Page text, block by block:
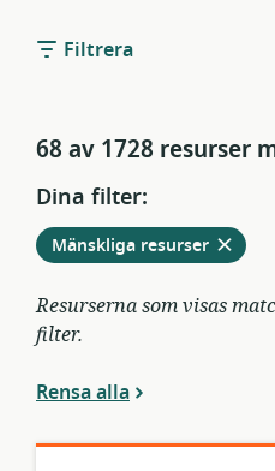
Filtrera
68 av 1728 resurser
Dina filter:
Ta
bort
Mänskliga resurserfrån
aktuella
Resurserna som visas
filter.
Rensa alla